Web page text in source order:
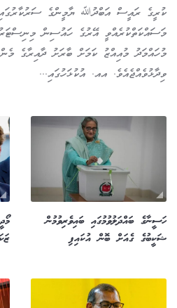
ކުރީގެ ރައީސް އަބްދުﷲ ޔާމީންގެ
މަސައްކަތްކުރެއްވީ އޭރުގެ ހައުސިން
މުހައްމަދު މުއިއްޒު ކަމަށް ބާރަށު ދާއިރާގެ
ވިދާޅުވެއްޖެއެވެ. އއ. އުކުޅަހުގައި...
ހަސީނާގެ ބައްދަލުވުމުގައި ބައިވެރިވުމުން
ޝަކީބުގެ ގެއަށް ބޮން އުކައިފި